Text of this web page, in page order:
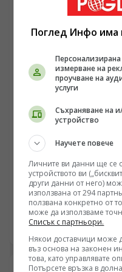
– тиловото
поставят въпроса
изискванията на
конфликт без
база.
ЕВРОПА
Случаят с дроновете
натиск и
/Поглед.инфо/ В
пространство се
съобщенията за
апарати на
където базирани
Ан-124 обслужват
07.08.2026 06:43
Поглед Инфо има
измерване на
проучване на
услуги
Съхраняване на
устройство
Научете повече
Личните ви данни ще се
устройството ви
други данни от него)
използвана от 294
ползвана конкретно от
може да използваме
Списък с партньори.
Някои доставчици може
въз основа на законен
това, като управлявате
Потърсете връзка в